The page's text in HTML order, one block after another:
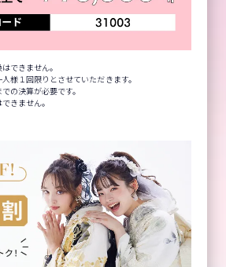
できません。
様１回限りとさせていただきます。
の決算が必要です。
きません。